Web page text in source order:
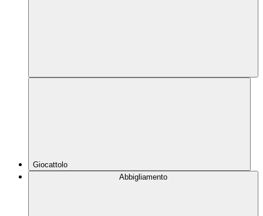
Giocattolo
Abbigliamento